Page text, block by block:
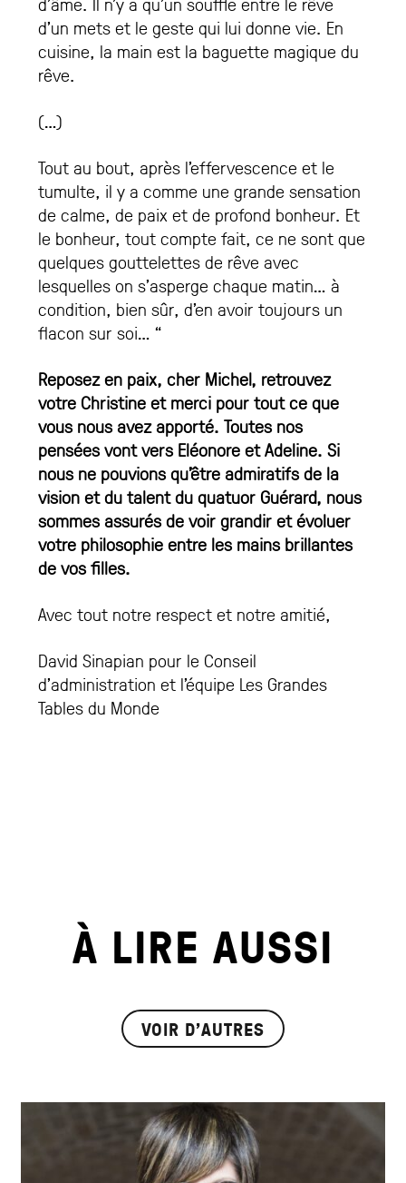
d’un mets et le geste qui lui donne vie. En
cuisine, la main est la baguette magique du
rêve.
(…)
Tout au bout, après l’effervescence et le
tumulte, il y a comme une grande sensation
de calme, de paix et de profond bonheur. Et
le bonheur, tout compte fait, ce ne sont que
quelques gouttelettes de rêve avec
lesquelles on s’asperge chaque matin… à
condition, bien sûr, d’en avoir toujours un
flacon sur soi… “
Reposez en paix, cher Michel, retrouvez
votre Christine et merci pour tout ce que
vous nous avez apporté. Toutes nos
pensées vont vers Eléonore et Adeline. Si
nous ne pouvions qu’être admiratifs de la
vision et du talent du quatuor Guérard, nous
sommes assurés de voir grandir et évoluer
votre philosophie entre les mains brillantes
de vos filles.
Avec tout notre respect et notre amitié,
David Sinapian pour le Conseil
d’administration et l’équipe Les Grandes
Tables du Monde
À LIRE AUSSI
VOIR D'AUTRES